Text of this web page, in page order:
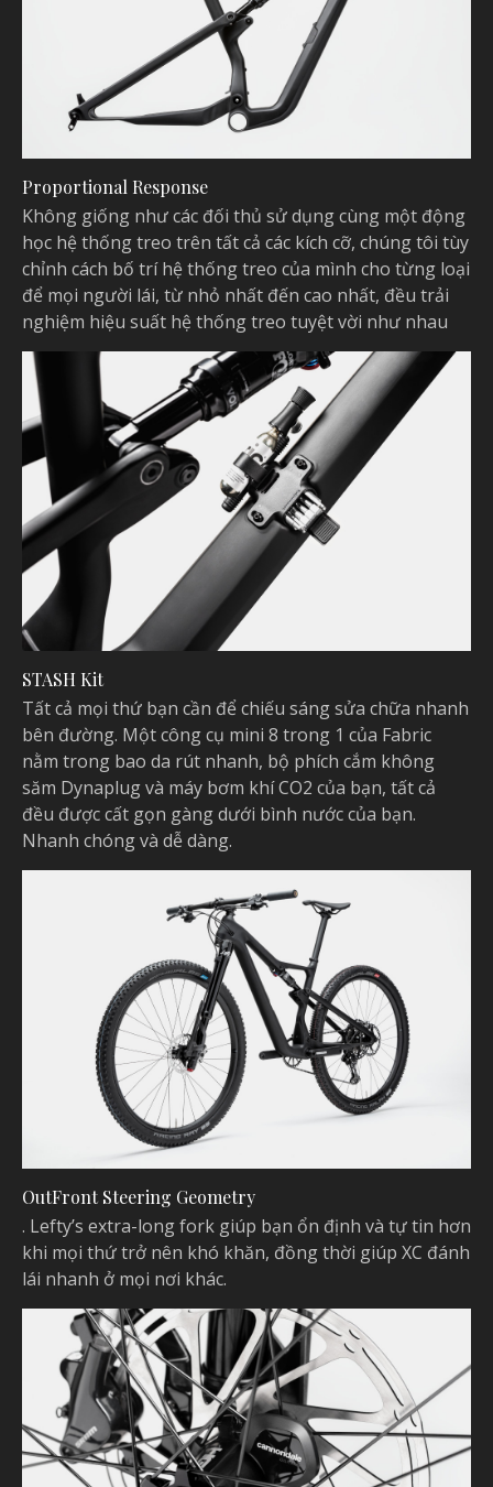
Proportional Response
Không giống như các đối thủ sử dụng cùng một động
học hệ thống treo trên tất cả các kích cỡ, chúng tôi tùy
chỉnh cách bố trí hệ thống treo của mình cho từng loại
để mọi người lái, từ nhỏ nhất đến cao nhất, đều trải
nghiệm hiệu suất hệ thống treo tuyệt vời như nhau
STASH Kit
Tất cả mọi thứ bạn cần để chiếu sáng sửa chữa nhanh
bên đường. Một công cụ mini 8 trong 1 của Fabric
nằm trong bao da rút nhanh, bộ phích cắm không
săm Dynaplug và máy bơm khí CO2 của bạn, tất cả
đều được cất gọn gàng dưới bình nước của bạn.
Nhanh chóng và dễ dàng.
OutFront Steering Geometry
. Lefty’s extra-long fork giúp bạn ổn định và tự tin hơn
khi mọi thứ trở nên khó khăn, đồng thời giúp XC đánh
lái nhanh ở mọi nơi khác.